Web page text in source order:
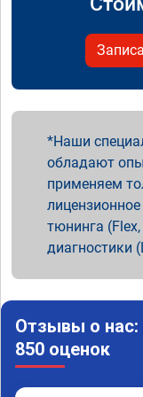
Наши
обладают
применяем
тюнинга
диагностики
Отзывы о нас:
850 оценок